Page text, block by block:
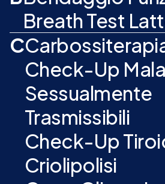
Breath Test
C
Check-Up
Sessualmente
Trasmissibili
Check-Up
Criolipolisi